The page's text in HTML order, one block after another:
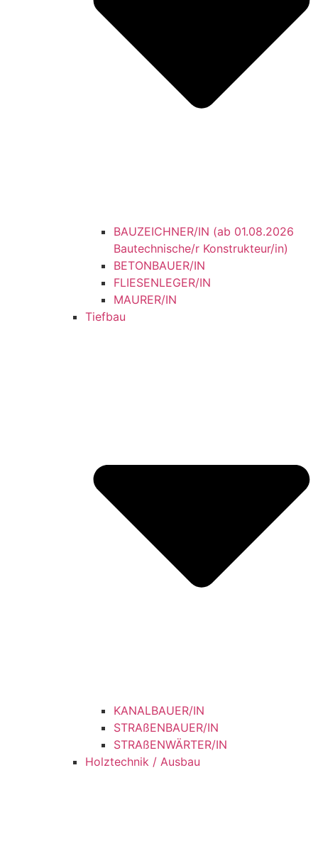
BAUZEICHNER/IN (ab 01.08.2026
Bautechnische/r Konstrukteur/in)
BETONBAUER/IN
FLIESENLEGER/IN
MAURER/IN
Tiefbau
KANALBAUER/IN
STRAßENBAUER/IN
STRAßENWÄRTER/IN
Holztechnik / Ausbau